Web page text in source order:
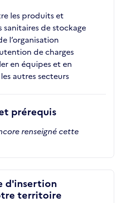
les produits et
sanitaires de stockage
l’organisation
de charges
en équipes et en
autres secteurs
prérequis
renseigné cette
d'insertion
territoire